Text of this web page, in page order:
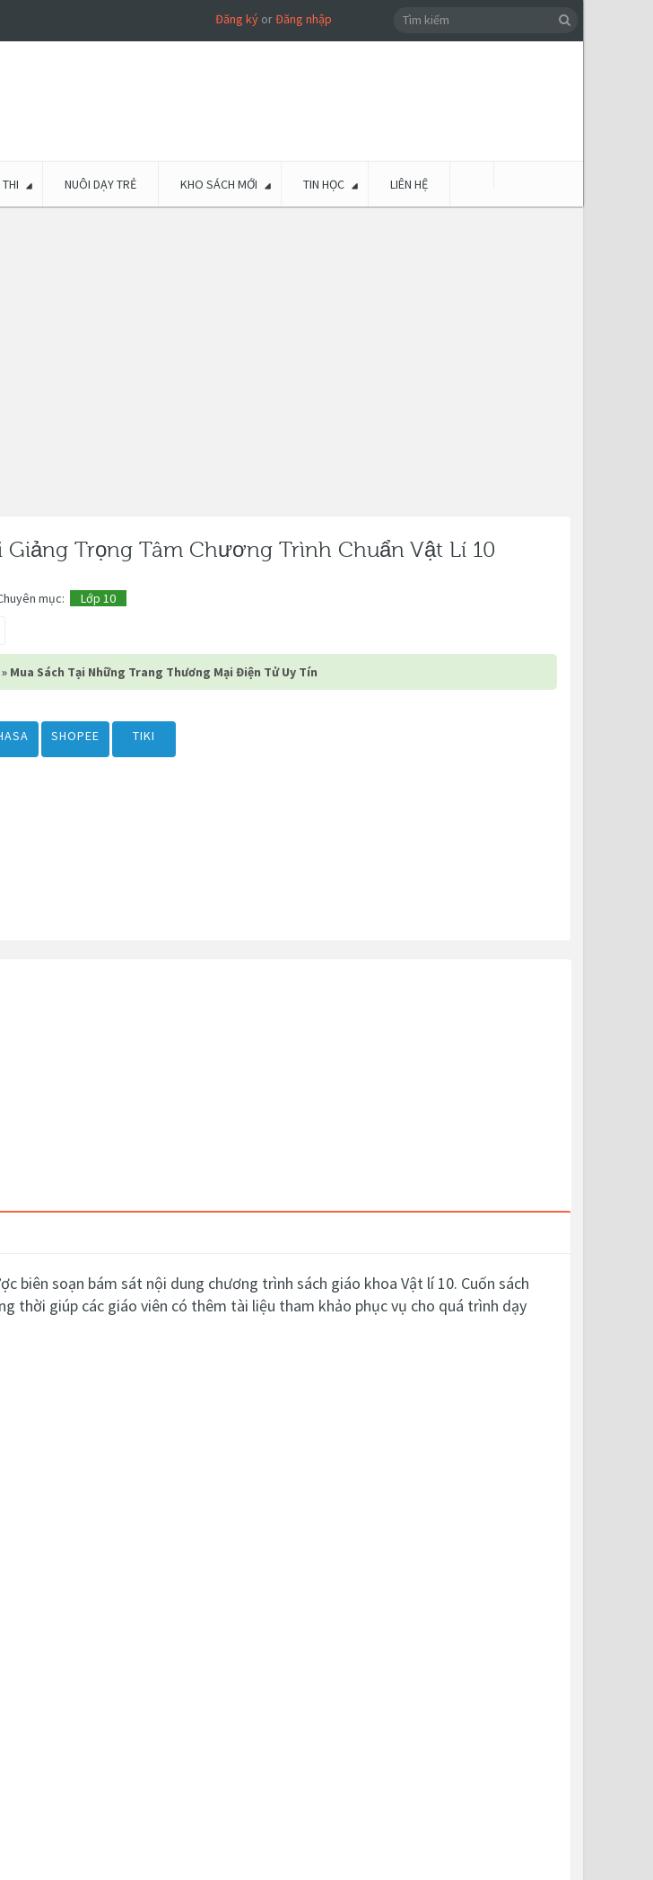
Đăng kýorĐăng nhập
NUÔI DẠY TRẺ KHO SÁCH MỚI TIN HỌC LIÊN HỆ
Giảng Trọng Tâm Chương Trình Chuẩn Vật Lí 10
mục: Lớp 10
» Mua Sách Tại Những Trang Thương Mại Điện Tử Uy Tín
SHOPEE TIKI
biên soạn bám sát nội dung chương trình sách giáo khoa Vật lí 10. Cuốn sách
thời giúp các giáo viên có thêm tài liệu tham khảo phục vụ cho quá trình dạy